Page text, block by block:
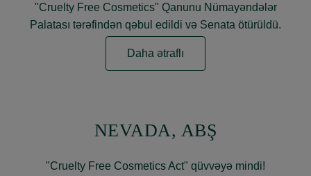
"Cruelty Free Cosmetics" Qanunu Nümayəndələr
Palatası tərəfindən qəbul edildi və Senata ötürüldü.
Daha ətraflı
NEVADA, ABŞ
"Cruelty Free Cosmetics Act" qüvvəyə mindi!